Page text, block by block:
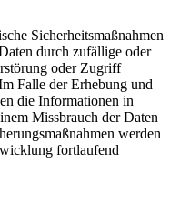
Sicherheitsmaßnahmen
durch zufällige oder
oder Zugriff
Falle der Erhebung und
die Informationen in
Missbrauch der Daten
werden
fortlaufend